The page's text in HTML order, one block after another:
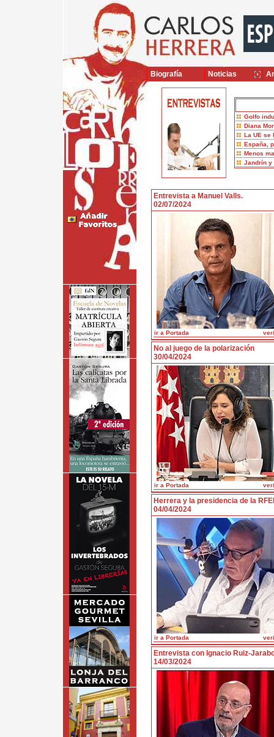
Golfo
Diana
La UE se
España,
Menos
Jandrín y
Entrevista a Manuel Valls.
02/07/2024
ir a Portada
No al juego de la polarización
30/04/2024
ir a Portada
Herrera y la presidencia de la
04/04/2024
ir a Portada
Entrevista con Ignacio Ruiz-
14/03/2024
Biografía Noticias